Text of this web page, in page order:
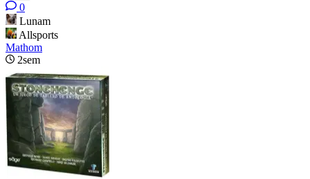
0
Lunam
Allsports
Mathom
2sem